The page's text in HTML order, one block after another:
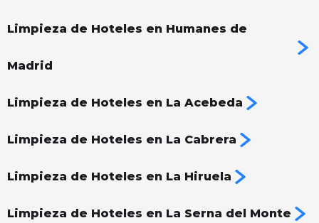
Limpieza de Hoteles en Humanes de
Madrid
Limpieza de Hoteles en La Acebeda
Limpieza de Hoteles en La Cabrera
Limpieza de Hoteles en La Hiruela
Limpieza de Hoteles en La Serna del Monte